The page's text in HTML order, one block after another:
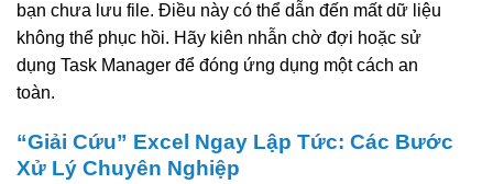
bạn chưa lưu file. Điều này có thể dẫn đến mất dữ liệu
không thể phục hồi. Hãy kiên nhẫn chờ đợi hoặc sử
dụng Task Manager để đóng ứng dụng một cách an
toàn.
“Giải Cứu” Excel Ngay Lập Tức: Các Bước
Xử Lý Chuyên Nghiệp